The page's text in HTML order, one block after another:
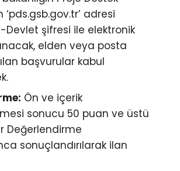
adresi
Devlet şifresi ile elektronik
elden veya posta
başvurular kabul
Ön ve içerik
sonucu 50 puan ve üstü
Değerlendirme
sonuçlandırılarak ilan